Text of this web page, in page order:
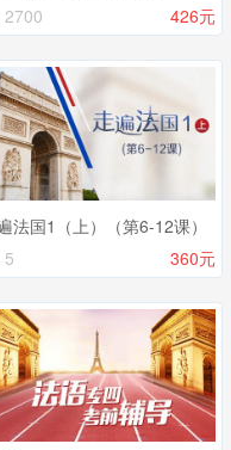
2700
426元
法国1（上）（第6-12课）
5
360元